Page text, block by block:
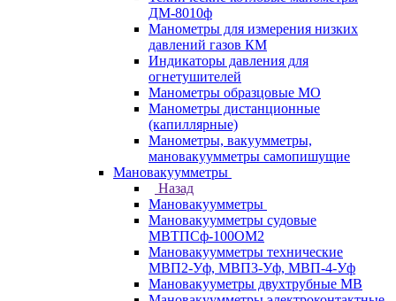
ДМ-8010ф
Манометры для измерения низких
давлений газов КМ
Индикаторы давления для
огнетушителей
Манометры образцовые МО
Манометры дистанционные
(капиллярные)
Манометры, вакуумметры,
мановакуумметры самопишущие
Мановакуумметры
Назад
Мановакуумметры
Мановакуумметры судовые
МВТПСф-100ОМ2
Мановакуумметры технические
МВП2-Уф, МВП3-Уф, МВП-4-Уф
Мановакууметры двухтрубные МВ